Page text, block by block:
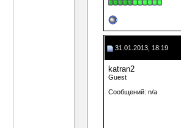
31.01.2013, 18:19
katran2
Guest
Сообщений: n/a